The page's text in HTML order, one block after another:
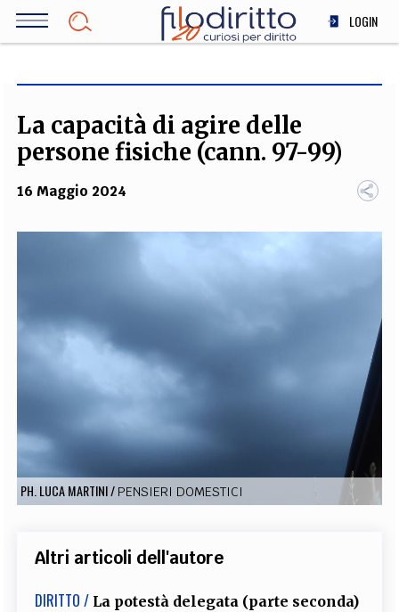
Salta
LOGIN
SOCIETÀ
MEDICINA
SCIENZA
REDAZIONE COMITATO SCIENTIFICO
CURATORI
PARTNER
EXTRA
CODICI RUBRICHE LIBRI PROCEEDINGS CONTATTI
SOCIAL MEDIA
La capacità di agire delle
persone fisiche (cann. 97-99)
16 Maggio 2024
PH. LUCA MARTINI/ PENSIERI DOMESTICI
Altri articoli dell'autore
DIRITTO / La potestà delegata (parte seconda)